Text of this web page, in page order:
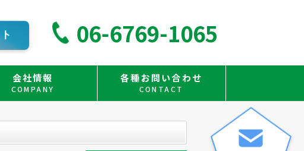
06-6769-1065
会社情報
COMPANY
各種お問い合わせ
CONTACT